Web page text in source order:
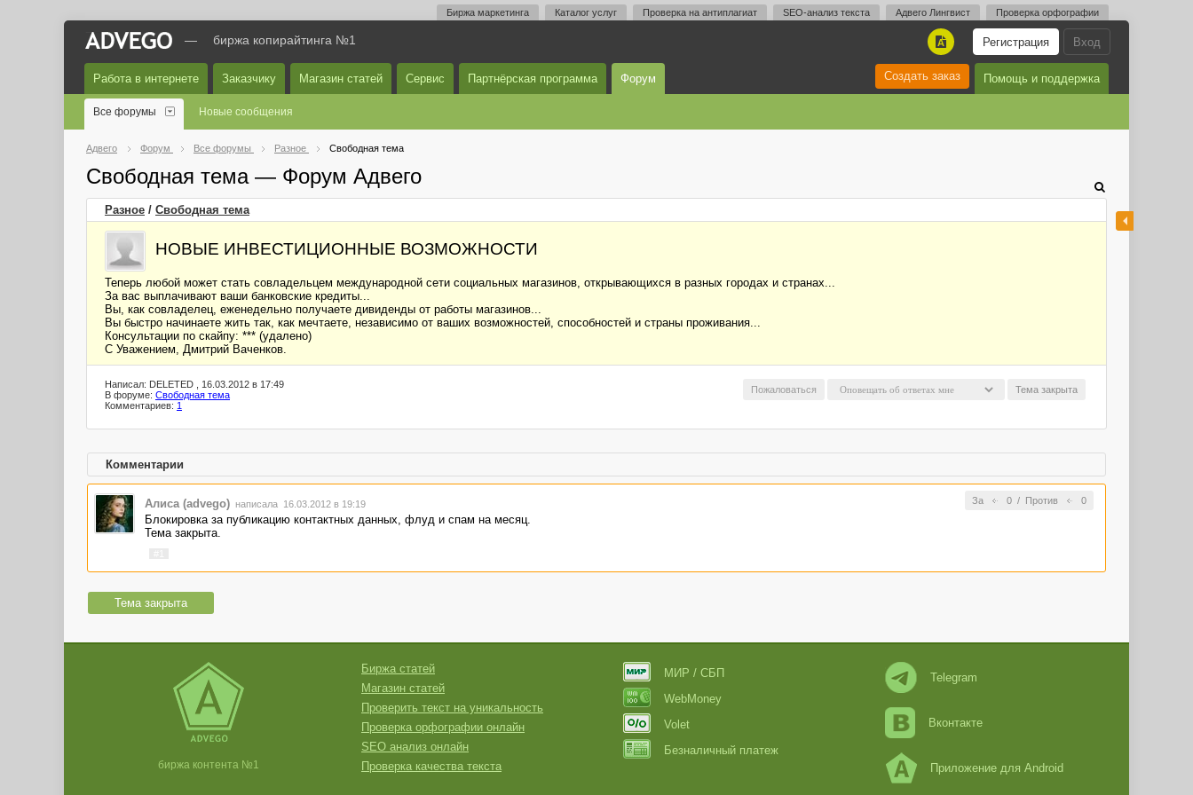
Биржа маркетинга Каталог услуг Проверка на антиплагиат SEO-анализ текста Адвего Лингвист Проверка орфографии
Вход
Регистрация
A
— биржа копирайтинга №1
Работа в интернете Заказчику Магазин статей Сервис Партнёрская программа Форум Помощь и поддержка
Создать заказ
Все форумы Новые сообщения
Адвего Форум Все форумы Разное Свободная тема
Свободная тема — Форум Адвего
Разное / Свободная тема
НОВЫЕ ИНВЕСТИЦИОННЫЕ ВОЗМОЖНОСТИ
Теперь любой может стать совладельцем международной сети социальных магазинов, открывающихся в разных городах и странах...
За вас выплачивают ваши банковские кредиты...
Вы, как совладелец, еженедельно получаете дивиденды от работы магазинов...
Вы быстро начинаете жить так, как мечтаете, независимо от ваших возможностей, способностей и страны проживания...
Консультации по скайпу: *** (удалено)
С Уважением, Дмитрий Ваченков.
Тема закрыта
Пожаловаться
Написал: DELETED , 16.03.2012 в 17:49
В форуме: Свободная тема
Комментариев: 1
Комментарии
За 0/ Против 0
Алиса (advego) написала 16.03.2012 в 19:19
Блокировка за публикацию контактных данных, флуд и спам на месяц.
Тема закрыта.
Тема закрыта
биржа контента №1
Биржа статей
Магазин статей
Проверить текст на уникальность
Проверка орфографии онлайн
SEO анализ онлайн
Проверка качества текста
МИР / СБП
WebMoney
Volet
Безналичный платеж
Telegram
Вконтакте
Приложение для Android